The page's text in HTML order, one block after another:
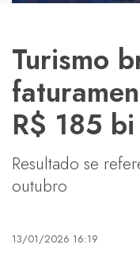
Turismo
R$ 185
Resultado se
outubro
13/01/2026 16:19